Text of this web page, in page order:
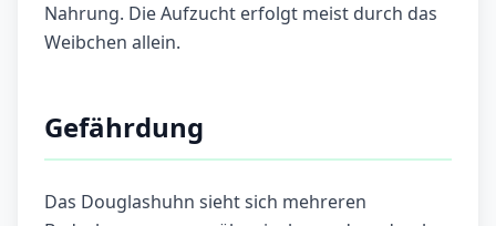
Nahrung. Die Aufzucht erfolgt meist durch das
Weibchen allein.
Gefährdung
Das Douglashuhn sieht sich mehreren